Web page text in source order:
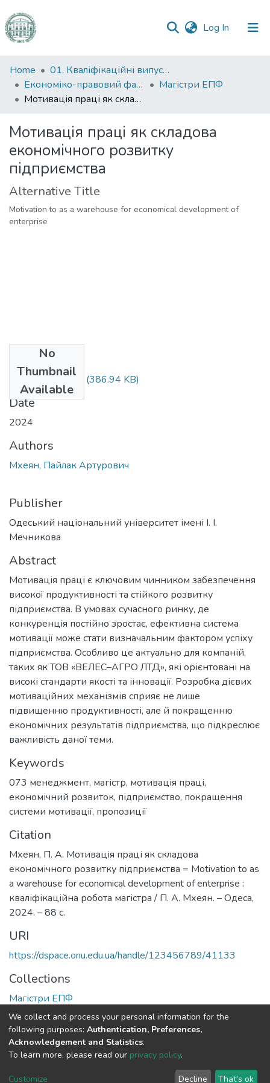
Log In (current)
Communities
&
Collections
Statistics
Home
01. Кваліфікаційні випускні роботи здобувачів вищої освіти
Економіко-правовий факультет
Магістри ЕПФ
Мотивація праці як складова економічного розвитку підприємства
Мотивація праці як складова
економічного розвитку
підприємства
Alternative Title
Motivation to as a warehouse for economical development of
enterprise
No
Thumbnail
Available
073_Мхеян.docx (386.94 KB)
Date
2024
Authors
Мхеян, Пайлак Артурович
Publisher
Одеський національний університет імені І. І.
Мечникова
Abstract
Мотивація праці є ключовим чинником забезпечення
високої продуктивності та стійкого розвитку
підприємства. В умовах сучасного ринку, де
конкуренція постійно зростає, ефективна система
мотивації може стати визначальним фактором успіху
підприємства. Особливо це актуально для компаній,
таких як ТОВ «ВЕЛЕС–АГРО ЛТД», які орієнтовані на
високі стандарти якості та інновації. Розробка дієвих
мотиваційних механізмів сприяє не лише
підвищенню продуктивності, але й покращенню
економічних результатів підприємства, що підкреслює
важливість даної теми.
Keywords
073 менеджмент, магістр, мотивація праці,
економічний розвиток, підприємство, покращення
системи мотивації, пропозиції
Citation
Мхеян, П. А. Мотивація праці як складова
економічного розвитку підприємства = Motivation to as
a warehouse for economical development of enterprise :
кваліфікаційна робота магістра / П. А. Мхеян. – Одеса,
2024. – 88 с.
URI
https://dspace.onu.edu.ua/handle/123456789/41133
Collections
Магістри ЕПФ
Full item page
DSpace software copyright © 2009-2026
Cookie End User Send
We collect and process your personal information for the
following purposes: Authentication, Preferences,
Acknowledgement and Statistics.
To learn more, please read our privacy policy.
Customize Decline That's ok